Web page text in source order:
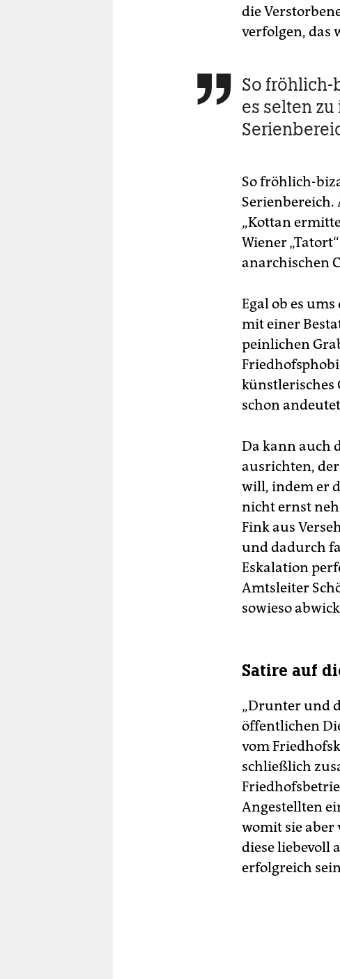
die
verfolgen, das
 So fröhlich-
es selten
So fröhlich-
Serienbereich.
„Kottan
Wiener
anarchischen
Egal ob es
mit einer
peinlichen
künstlerisches
schon
Da kann auch
ausrichten,
will, indem er
nicht ernst
Fink aus
und dadurch
Eskalation
Amtsleiter
sowieso
Satire auf
„Drunter und
öffentlichen
vom
schließlich
Angestellten
womit sie
diese liebevoll
erfolgreich